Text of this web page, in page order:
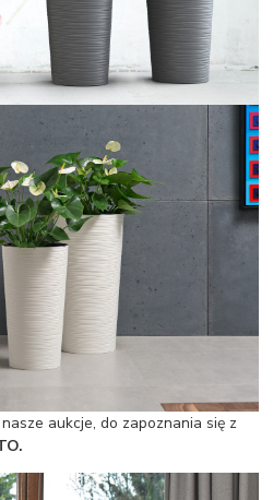
aukcje, do zapoznania się z